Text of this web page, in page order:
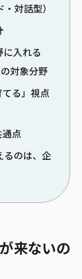
対話型）
に入れる
対象分野
てる」視点
点
るのは、企
来ないの